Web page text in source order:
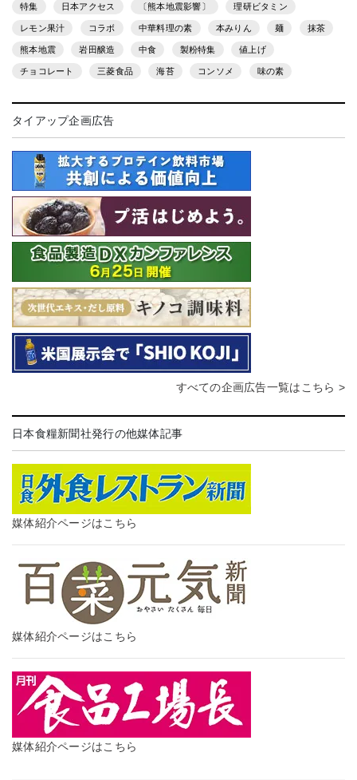
特集 日本アクセス 〔熊本地震影響〕 理研ビタミン
レモン果汁 コラボ 中華料理の素 本みりん 麺 抹茶
熊本地震 岩田醸造 中食 製粉特集 値上げ
チョコレート 三菱食品 海苔 コンソメ 味の素
タイアップ企画広告
すべての企画広告一覧はこちら >
日本食糧新聞社発行の他媒体記事
媒体紹介ページはこちら
媒体紹介ページはこちら
媒体紹介ページはこちら